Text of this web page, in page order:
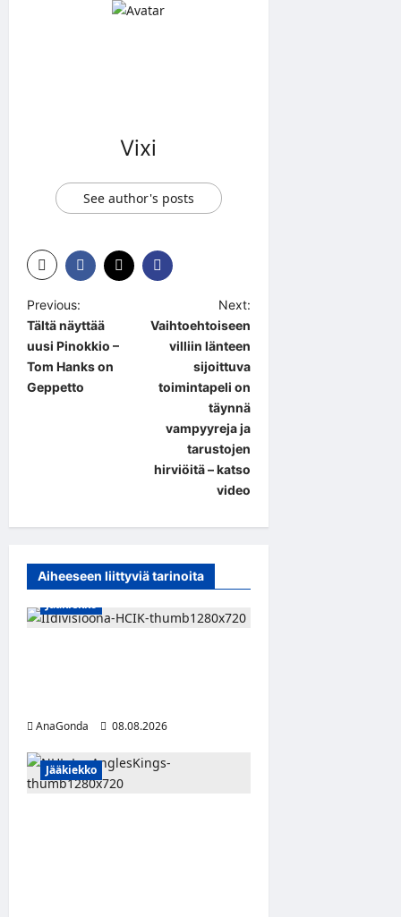
Vixi
See author's posts
P
o
s
t
g
t
i
Previous:
Tältä näyttää
uusi Pinokkio –
Tom Hanks on
Geppetto
Next:
Vaihtoehtoiseen
villiin länteen
sijoittuva
toimintapeli on
täynnä
vampyyreja ja
tarustojen
hirviöitä – katso
video
Aiheeseen liittyviä tarinoita
Jääkiekko
AnaGonda 08.08.2026
Jääkiekko